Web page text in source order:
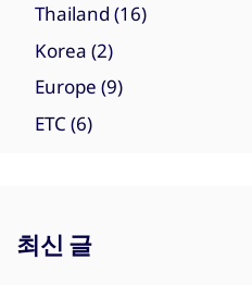
Thailand (16)
Korea (2)
Europe (9)
ETC (6)
최신 글